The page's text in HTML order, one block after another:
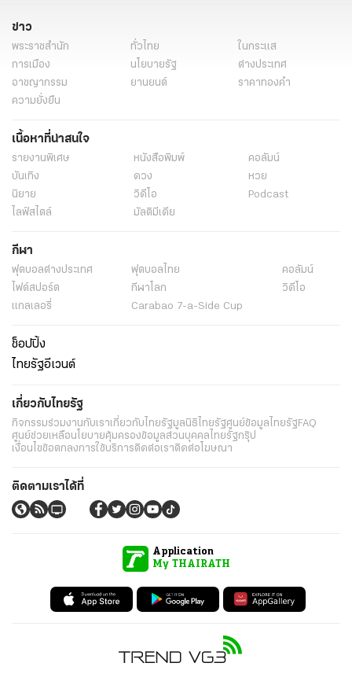
ข่าว
พระราชสำนัก ทั่วไทย
ในกระแส
การเมือง
นโยบายรัฐ
ต่างประเทศ
อาชญากรรม
ยานยนต์
ราคาทองคำ
ความยั่งยืน
เนื้อหาที่น่าสนใจ
รายงานพิเศษ หนังสือพิมพ์
คอลัมน์
บันเทิง
ดวง
หวย
นิยาย
วิดีโอ
Podcast
ไลฟ์สไตล์
มัลติมีเดีย
กีฬา
ฟุตบอลต่่างประเทศ ฟุตบอลไทย
คอลัมน์
ไฟต์สปอร์ต
กีฬาโลก
วิดีโอ
แกลเลอรี่
Carabao 7-a-Side Cup
ช็อปปิ้ง
ไทยรัฐอีเวนต์
เกี่ยวกับไทยรัฐ
กิจกรรมร่วมงานกับเราเกี่ยวกับไทยรัฐมูลนิธิไทยรัฐศูนย์ข้อมูลไทยรัฐFAQ
ศูนย์ช่วยเหลือนโยบายคุ้มครองข้อมูลส่วนบุคคลไทยรัฐกรุ๊ป
เงื่อนไขข้อตกลงการใช้บริการติดต่อเราติดต่อโฆษณา
ติดตามเราได้ที่
Application
My THAIRATH